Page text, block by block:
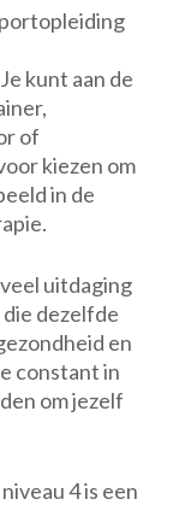
kunt aan de
of
kiezen om
in de
uitdaging
dezelfde
en
constant in
om jezelf
4 is een